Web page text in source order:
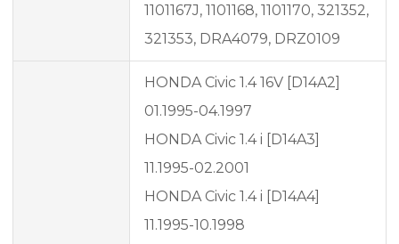
1101167J, 1101168, 1101170, 321352,
321353, DRA4079, DRZ0109
HONDA Civic 1.4 16V [D14A2]
01.1995-04.1997
HONDA Civic 1.4 i [D14A3]
11.1995-02.2001
HONDA Civic 1.4 i [D14A4]
11.1995-10.1998